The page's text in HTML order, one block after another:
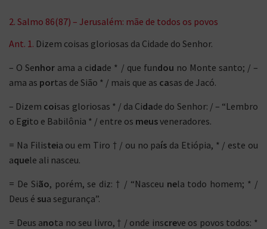
2. Salmo 86(87) – Jerusalém: mãe de todos os povos
Ant. 1. Dizem coisas gloriosas da Cidade do Senhor.
– O Senhor ama a cidade * / que fundou no Monte santo; / –
ama as portas de Sião * / mais que as casas de Jacó.
– Dizem coisas gloriosas * / da Cidade do Senhor: / – “Lembro
o Egito e Babilônia * / entre os meusveneradores.
= Na Filisteia ou em Tiro † / ou no país da Etiópia, * / este ou
aquele ali nasceu.
= De Sião, porém, se diz: † / “Nasceu nela todo homem; * /
Deus é sua segurança”.
= Deus anota no seu livro, † / onde inscreve os povos todos: *